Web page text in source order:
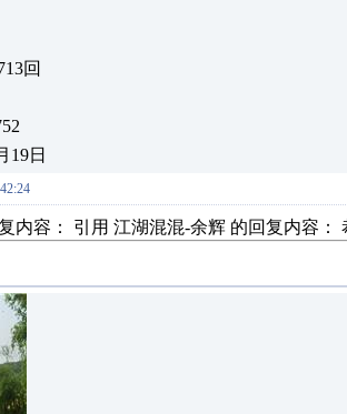
回
19日
内容： 引用 江湖混混-余辉 的回复内容